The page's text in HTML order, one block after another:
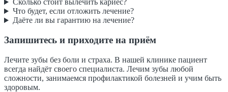
Сколько стоит вылечить кариес?
Что будет, если отложить лечение?
Даёте ли вы гарантию на лечение?
Запишитесь и приходите на приём
Лечите зубы без боли и страха. В нашей клинике пациент
всегда найдёт своего специалиста. Лечим зубы любой
сложности, занимаемся профилактикой болезней и учим быть
здоровым.